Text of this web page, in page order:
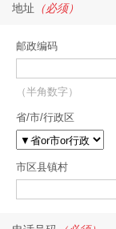
地址 （必须）
邮政编码
（半角数字）
省/市/行政区
市区县镇村